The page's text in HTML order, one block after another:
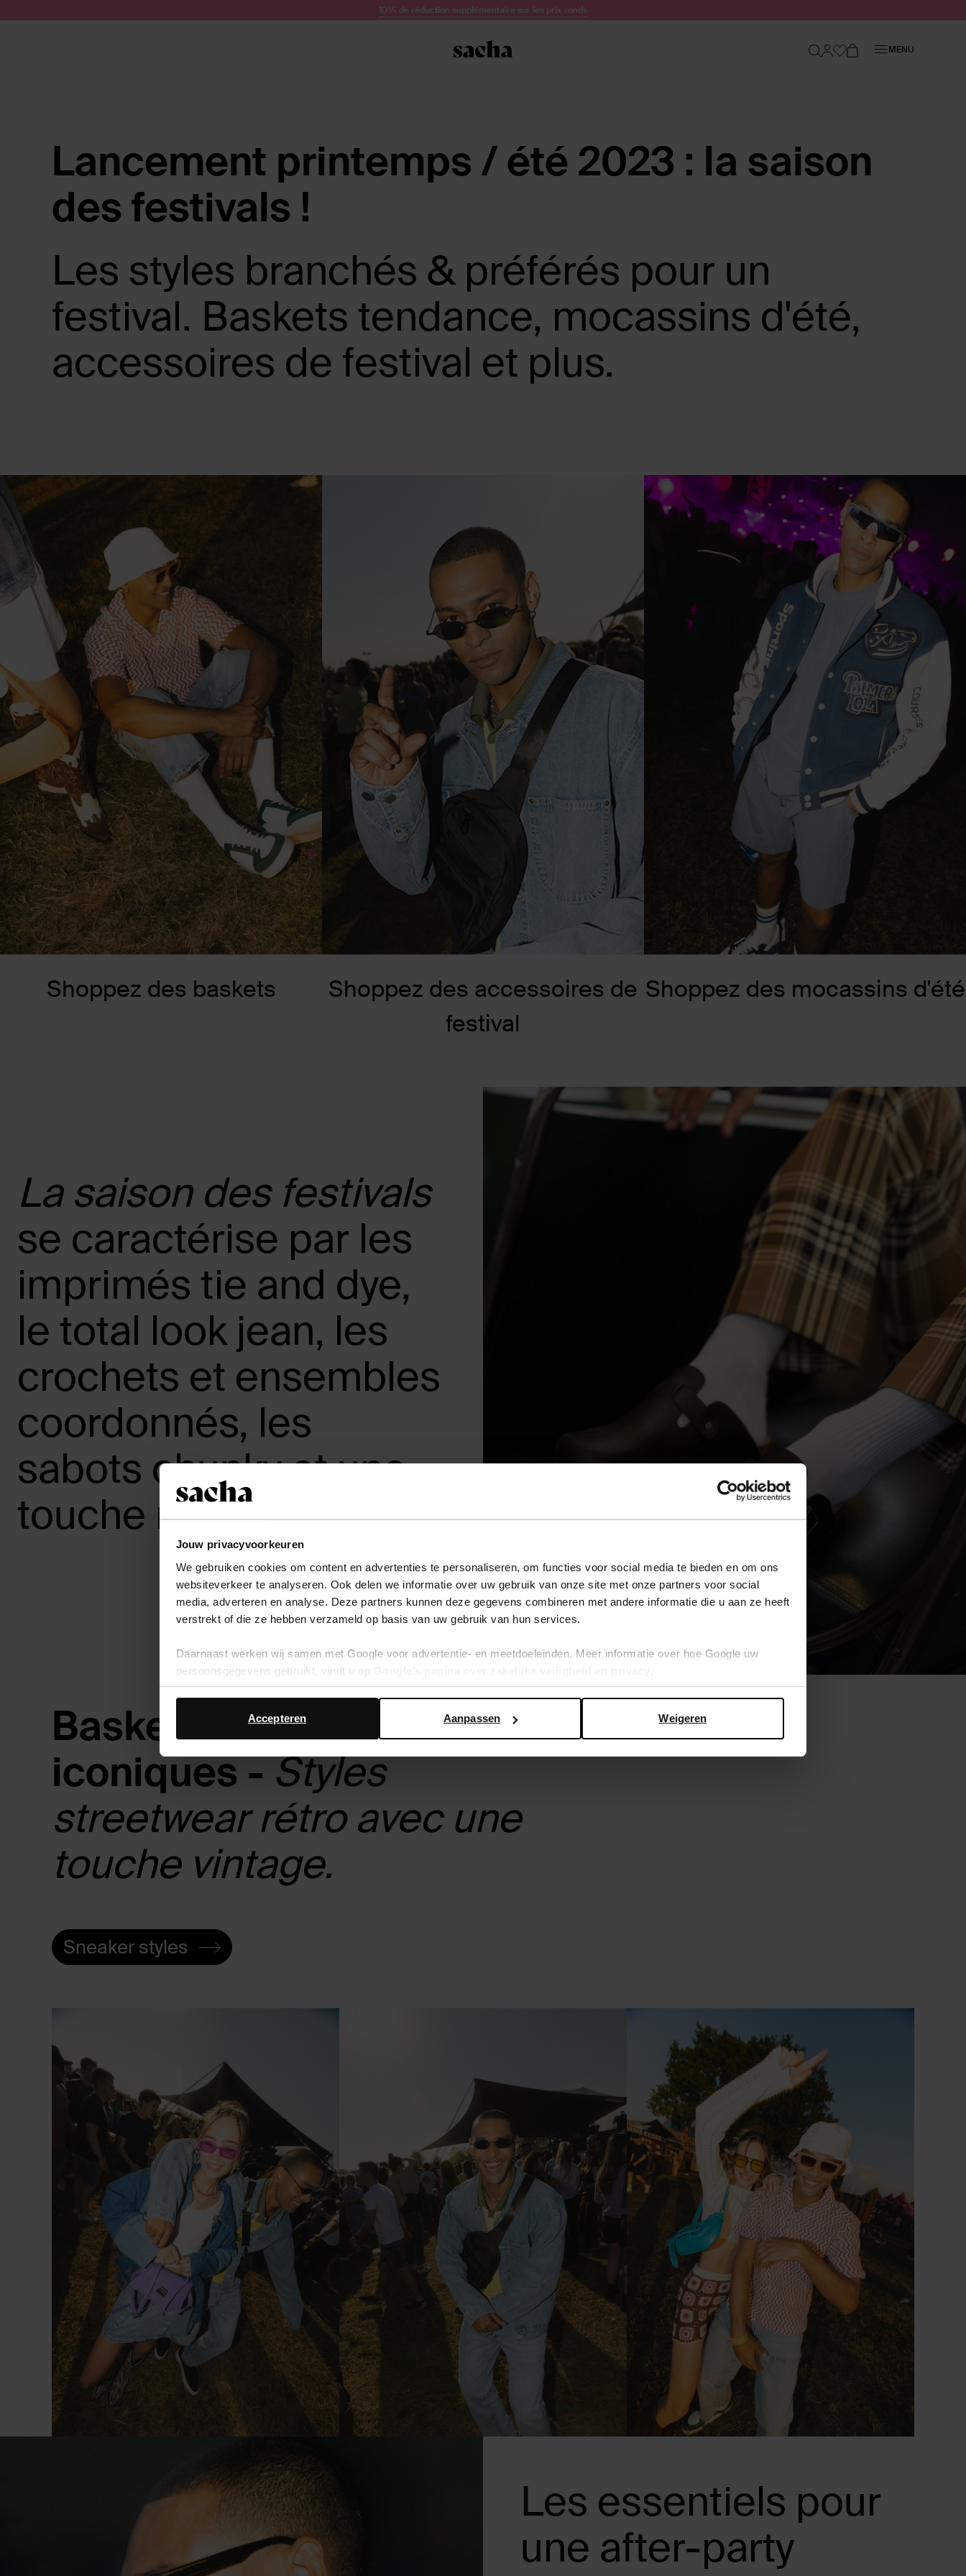
Jouw privacyvoorkeuren
We gebruiken cookies om content en advertenties te personaliseren, om functies voor social media te bieden en om ons
websiteverkeer te analyseren. Ook delen we informatie over uw gebruik van onze site met onze partners voor social
media, adverteren en analyse. Deze partners kunnen deze gegevens combineren met andere informatie die u aan ze heeft
verstrekt of die ze hebben verzameld op basis van uw gebruik van hun services.
Daarnaast werken wij samen met Google voor advertentie- en meetdoeleinden. Meer informatie over hoe Google uw
persoonsgegevens gebruikt, vindt u op
Weigeren
Aanpassen
Accepteren
10% de réduction supplémentaire sur les prix ronds
MENU
Lancement printemps / été 2023 : la saison
des festivals !
Les styles branchés & préférés pour un
festival. Baskets tendance, mocassins d'été,
accessoires de festival et plus.
Shoppez des baskets
Shoppez des accessoires de
festival
Shoppez des mocassins d'été
La saison des festivals
se caractérise par les
imprimés tie and dye,
le total look jean, les
crochets et ensembles
coordonnés, les
sabots chunky et une
touche rétro chic.
SS'23 les tendances festivals
Baskets festival
iconiques -Styles
streetwear rétro avec une
touche vintage.
Sneaker styles
Les essentiels pour
une after-party